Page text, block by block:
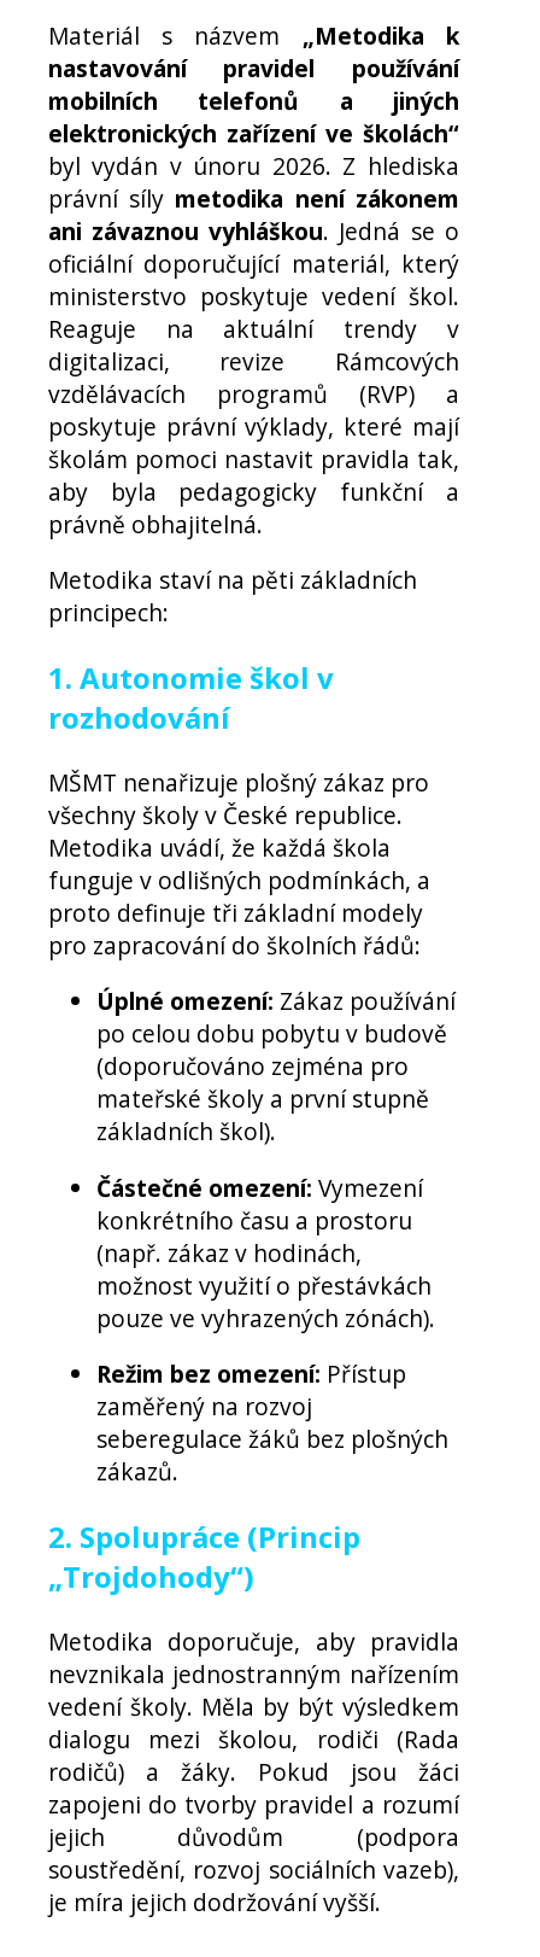
Materiál s názvem „Metodika k
nastavování pravidel používání
mobilních telefonů a jiných
elektronických zařízení ve školách“
byl vydán v únoru 2026. Z hlediska
právní síly metodika není zákonem
ani závaznou vyhláškou. Jedná se o
oficiální doporučující materiál, který
ministerstvo poskytuje vedení škol.
Reaguje na aktuální trendy v
digitalizaci, revize Rámcových
vzdělávacích programů (RVP) a
poskytuje právní výklady, které mají
školám pomoci nastavit pravidla tak,
aby byla pedagogicky funkční a
právně obhajitelná.
Metodika staví na pěti základních
principech:
1. Autonomie škol v
rozhodování
MŠMT nenařizuje plošný zákaz pro
všechny školy v České republice.
Metodika uvádí, že každá škola
funguje v odlišných podmínkách, a
proto definuje tři základní modely
pro zapracování do školních řádů:
Úplné omezení: Zákaz používání
po celou dobu pobytu v budově
(doporučováno zejména pro
mateřské školy a první stupně
základních škol).
Částečné omezení: Vymezení
konkrétního času a prostoru
(např. zákaz v hodinách,
možnost využití o přestávkách
pouze ve vyhrazených zónách).
Režim bez omezení: Přístup
zaměřený na rozvoj
seberegulace žáků bez plošných
zákazů.
2. Spolupráce (Princip
„Trojdohody“)
Metodika doporučuje, aby pravidla
nevznikala jednostranným nařízením
vedení školy. Měla by být výsledkem
dialogu mezi školou, rodiči (Rada
rodičů) a žáky. Pokud jsou žáci
zapojeni do tvorby pravidel a rozumí
jejich důvodům (podpora
soustředění, rozvoj sociálních vazeb),
je míra jejich dodržování vyšší.